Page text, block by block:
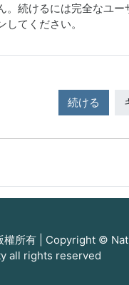
。続けるには完全なユー
してください。
続ける
權所有 | Copyright ©
all rights reserved